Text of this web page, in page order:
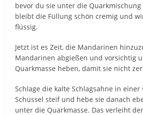
bevor du sie unter die
bleibt die Füllung schön cremig und
flüssig.
Jetzt ist es Zeit, die Mandarinen
Mandarinen abgießen und vorsichtig
Quarkmasse heben, damit sie nicht
Schlage die kalte Schlagsahne in einer
Schüssel steif und hebe sie danach
unter die Quarkmasse. Das verleiht